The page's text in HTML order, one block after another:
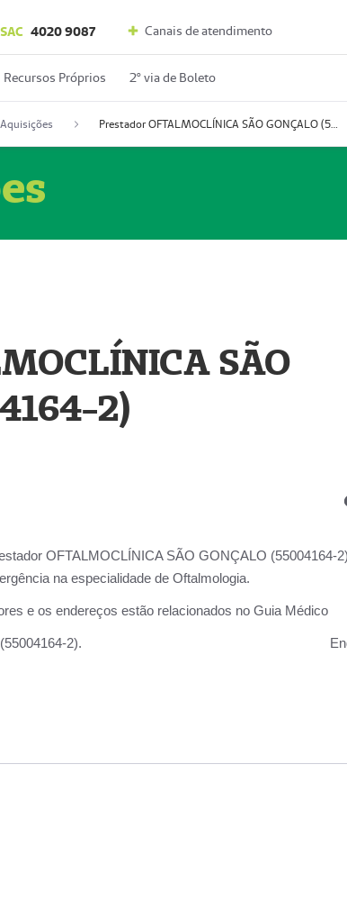
SAC 4020 9087 Canais de atendimento
Recursos Próprios 2º via de Boleto
Prestador OFTALMOCLÍNICA SÃO GONÇALO (55004164-2)
SÃO
2)
OFTALMOCLÍNICA SÃO GONÇALO (55004164-
na especialidade de Oftalmologia.
e os endereços estão relacionados no Guia Médico
GONÇALO (55004164-2).